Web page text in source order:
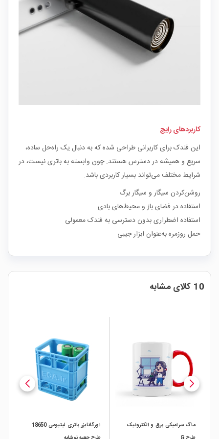
کاربردهای رایج
این فندک برای کاربرانی طراحی شده که به دنبال یک راه‌حل ساده،
سریع و همیشه در دسترس هستند. چون وابسته به باتری نیست، در
شرایط مختلف می‌تواند بسیار کاربردی باشد.
روشن‌کردن سیگار و سیگار برگ
استفاده در فضای باز و محیط‌های بادی
استفاده اضطراری بدون دسترسی به فندک معمولی
حمل روزمره به‌عنوان ابزار جیبی
10 کالای مشابه
ماگ سرامیکی برق و الکترونیک
اورگانایزر باتری لیتیومی 18650